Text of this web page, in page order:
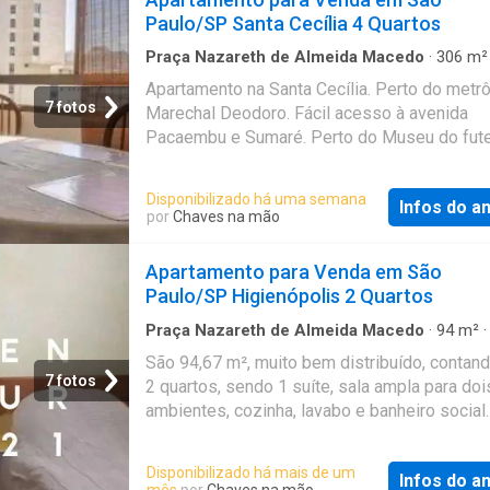
aproximadamente a 1,2 KM de distância do
A região ainda conta com grande oferta de
restaurantes, supermercados, farmácias e
Piscina Elevador Varanda Quintal Ar-
Área de serviço Cozinha Interfone Referência:
AP09204
7 fotos
Paulo/SP Santa Cecília 4 Quartos
Praça Nazareth de Almeida Macedo · 306 m²
Garagem·Segurança· Academia ·Sauna ·
Churrasqueira·Área de serviço·Sala de jogos
Cozinha integral·Alarme
Apartamento na Santa Cecília. Perto do metrô
Marechal Deodoro. Fácil acesso à avenida
Pacaembu e Sumaré. Perto do Museu do
americana, sala de jantar e sala de visitas,
serviço. 6 vagas de garagem. 306m².
eletrônico e portaria 24h. Condomínio:R$5.700.
Iptu:R$3.300 anual Referência:
Disponibilizado há uma semana
porChaves na mão Infos do
7 fotos
Apartamento para Venda em São
Paulo/SP Higienópolis 2 Quartos
Praça Nazareth de Almeida Macedo · 94m² ·
Garagem· Área verde ·Eletricidade·Alarme
São 94,67 m², muito bem distribuído,
2 quartos, sendo 1 suíte, sala ampla para
ambientes, cozinha, lavabo e banheiro
área verde, gerador, zelador e segurança 24
garantindo conforto e tranquilidade para os
Disponibilizado há mais de um
Infos do